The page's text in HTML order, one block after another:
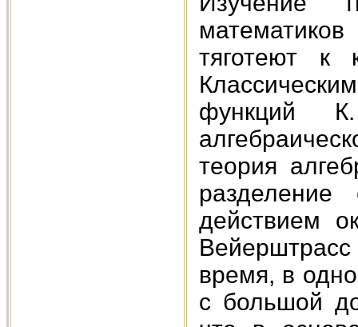
тяготеют к
функций
теория
действием
время, в
с большой